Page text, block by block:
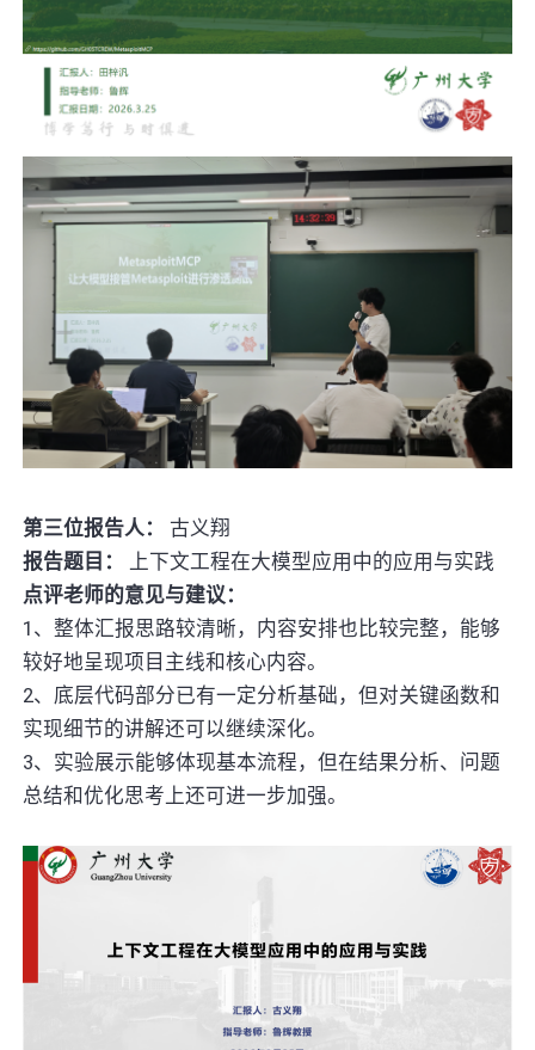
第三位报告人：
古义翔
报告题目：
上下文工程在大模型应用中的应用与实践
点评老师的意见与建议：
1、整体汇报思路较清晰，内容安排也比较完整，能够
较好地呈现项目主线和核心内容。
2、底层代码部分已有一定分析基础，但对关键函数和
实现细节的讲解还可以继续深化。
3、实验展示能够体现基本流程，但在结果分析、问题
总结和优化思考上还可进一步加强。